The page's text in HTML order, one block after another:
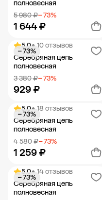
полновесная
5 980 ₽− 73%
1 644 ₽
Добавить в корзину
5.0• 10 отзывов
Серебряная цепь
полновесная
3 380 ₽− 73%
929 ₽
− 73%
Добавить в корзину
5.0• 18 отзывов
Серебряная цепь
полновесная
4 580 ₽− 73%
1 259 ₽
− 73%
Добавить в корзину
5.0• 14 отзывов
Серебряная цепь
полновесная
− 73%